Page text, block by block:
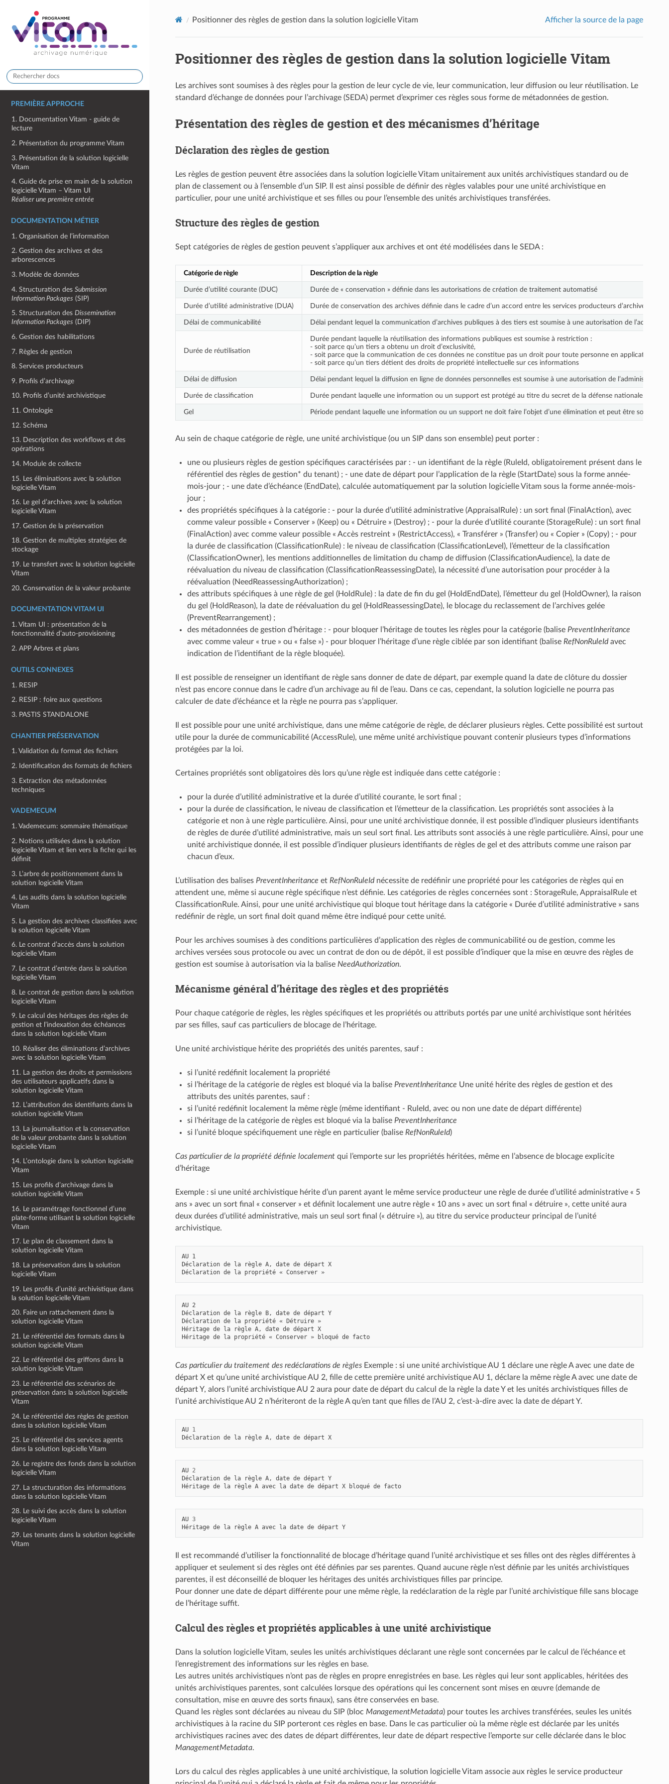
PREMIÈRE APPROCHE
1. Documentation Vitam - guide de
lecture
2. Présentation du programme Vitam
3. Présentation de la solution logicielle
Vitam
4. Guide de prise en main de la solution
logicielle Vitam – Vitam UI
Réaliser une première entrée
DOCUMENTATION MÉTIER
1. Organisation de l’information
2. Gestion des archives et des
arborescences
3. Modèle de données
4. Structuration desSubmission
Information Packages (SIP)
5. Structuration desDissemination
Information Packages (DIP)
6. Gestion des habilitations
7. Règles de gestion
8. Services producteurs
9. Profils d’archivage
10. Profils d’unité archivistique
11. Ontologie
12. Schéma
13. Description des workflows et des
opérations
14. Module de collecte
15. Les éliminations avec la solution
logicielle Vitam
16. Le gel d’archives avec la solution
logicielle Vitam
17. Gestion de la préservation
18. Gestion de multiples stratégies de
stockage
19. Le transfert avec la solution logicielle
Vitam
20. Conservation de la valeur probante
DOCUMENTATION VITAM UI
1. Vitam UI : présentation de la
fonctionnalité d’auto-provisioning
2. APP Arbres et plans
OUTILS CONNEXES
1. RESIP
2. RESIP : foire aux questions
3. PASTIS STANDALONE
CHANTIER PRÉSERVATION
1. Validation du format des fichiers
2. Identification des formats de fichiers
3. Extraction des métadonnées
techniques
VADEMECUM
1. Vademecum: sommaire thématique
2. Notions utilisées dans la solution
logicielle Vitam et lien vers la fiche qui les
définit
3. L’arbre de positionnement dans la
solution logicielle Vitam
4. Les audits dans la solution logicielle
Vitam
5. La gestion des archives classifiées avec
la solution logicielle Vitam
6. Le contrat d’accès dans la solution
logicielle Vitam
7. Le contrat d’entrée dans la solution
logicielle Vitam
8. Le contrat de gestion dans la solution
logicielle Vitam
9. Le calcul des héritages des règles de
gestion et l’indexation des échéances
dans la solution logicielle Vitam
10. Réaliser des éliminations d’archives
avec la solution logicielle Vitam
11. La gestion des droits et permissions
des utilisateurs applicatifs dans la
solution logicielle Vitam
12. L’attribution des identifiants dans la
solution logicielle Vitam
13. La journalisation et la conservation
de la valeur probante dans la solution
logicielle Vitam
14. L’ontologie dans la solution logicielle
Vitam
15. Les profils d’archivage dans la
solution logicielle Vitam
16. Le paramétrage fonctionnel d’une
plate-forme utilisant la solution logicielle
Vitam
17. Le plan de classement dans la
solution logicielle Vitam
18. La préservation dans la solution
logicielle Vitam
19. Les profils d’unité archivistique dans
la solution logicielle Vitam
20. Faire un rattachement dans la
solution logicielle Vitam
21. Le référentiel des formats dans la
solution logicielle Vitam
22. Le référentiel des griffons dans la
solution logicielle Vitam
23. Le référentiel des scénarios de
préservation dans la solution logicielle
Vitam
24. Le référentiel des règles de gestion
dans la solution logicielle Vitam
25. Le référentiel des services agents
dans la solution logicielle Vitam
26. Le registre des fonds dans la solution
logicielle Vitam
27. La structuration des informations
dans la solution logicielle Vitam
28. Le suivi des accès dans la solution
logicielle Vitam
29. Les tenants dans la solution logicielle
Vitam
Positionner des règles de gestion dans la solution logicielle Vitam Afficher la source de la page
Positionner des règles de gestion dans la solution logicielle Vitam
Les archives sont soumises à des règles pour la gestion de leur cycle de vie, leur communication, leur diffusion ou leur réutilisation. Le
standard d’échange de données pour l’archivage (SEDA) permet d’exprimer ces règles sous forme de métadonnées de gestion.
Présentation des règles de gestion et des mécanismes d’héritage
Déclaration des règles de gestion
Les règles de gestion peuvent être associées dans la solution logicielle Vitam unitairement aux unités archivistiques standard ou de
plan de classement ou à l’ensemble d’un SIP. Il est ainsi possible de définir des règles valables pour une unité archivistique en
particulier, pour une unité archivistique et ses filles ou pour l’ensemble des unités archivistiques transférées.
Structure des règles de gestion
Sept catégories de règles de gestion peuvent s’appliquer aux archives et ont été modélisées dans le SEDA :
Catégorie de règle Description de la règle
Durée d’utilité courante (DUC) Durée de « conservation » définie dans les autorisations de création de traitement automatisé
Durée d’utilité administrative (DUA) Durée de conservation des archives définie dans le cadre d’un accord entre les services producteurs d’archives et les
Délai de communicabilité Délai pendant lequel la communication d’archives publiques à des tiers est soumise à une autorisation de
Durée de réutilisation
Durée pendant laquelle la réutilisation des informations publiques est soumise à restriction :
- soit parce qu’un tiers a obtenu un droit d’exclusivité,
- soit parce que la communication de ces données ne constitue pas un droit pour toute personne en application
- soit parce qu’un tiers détient des droits de propriété intellectuelle sur ces informations
Délai de diffusion Délai pendant lequel la diffusion en ligne de données personnelles est soumise à une autorisation de l’administration
Durée de classification Durée pendant laquelle une information ou un support est protégé au titre du secret de la défense nationale.
Gel Période pendant laquelle une information ou un support ne doit faire l’objet d’une élimination et peut être soumis à
Au sein de chaque catégorie de règle, une unité archivistique (ou un SIP dans son ensemble) peut porter :
une ou plusieurs règles de gestion spécifiques caractérisées par : - un identifiant de la règle (RuleId, obligatoirement présent dans le
référentiel des règles de gestion* du tenant) ; - une date de départ pour l’application de la règle (StartDate) sous la forme année-
mois-jour ; - une date d’échéance (EndDate), calculée automatiquement par la solution logicielle Vitam sous la forme année-mois-
jour ;
des propriétés spécifiques à la catégorie : - pour la durée d’utilité administrative (AppraisalRule) : un sort final (FinalAction), avec
comme valeur possible « Conserver » (Keep) ou « Détruire » (Destroy) ; - pour la durée d’utilité courante (StorageRule) : un sort final
(FinalAction) avec comme valeur possible « Accès restreint » (RestrictAccess), « Transférer » (Transfer) ou « Copier » (Copy) ; - pour
la durée de classification (ClassificationRule) : le niveau de classification (ClassificationLevel), l’émetteur de la classification
(ClassificationOwner), les mentions additionnelles de limitation du champ de diffusion (ClassificationAudience), la date de
réévaluation du niveau de classification (ClassificationReassessingDate), la nécessité d’une autorisation pour procéder à la
réévaluation (NeedReassessingAuthorization) ;
des attributs spécifiques à une règle de gel (HoldRule) : la date de fin du gel (HoldEndDate), l’émetteur du gel (HoldOwner), la raison
du gel (HoldReason), la date de réévaluation du gel (HoldReassessingDate), le blocage du reclassement de l’archives gelée
(PreventRearrangement) ;
des métadonnées de gestion d’héritage : - pour bloquer l’héritage de toutes les règles pour la catégorie (balise PreventInheritance
avec comme valeur « true » ou « false ») - pour bloquer l’héritage d’une règle ciblée par son identifiant (balise RefNonRuleIdavec
indication de l’identifiant de la règle bloquée).
Il est possible de renseigner un identifiant de règle sans donner de date de départ, par exemple quand la date de clôture du dossier
n’est pas encore connue dans le cadre d’un archivage au fil de l’eau. Dans ce cas, cependant, la solution logicielle ne pourra pas
calculer de date d’échéance et la règle ne pourra pas s’appliquer.
Il est possible pour une unité archivistique, dans une même catégorie de règle, de déclarer plusieurs règles. Cette possibilité est surtout
utile pour la durée de communicabilité (AccessRule), une même unité archivistique pouvant contenir plusieurs types d’informations
protégées par la loi.
Certaines propriétés sont obligatoires dès lors qu’une règle est indiquée dans cette catégorie :
pour la durée d’utilité administrative et la durée d’utilité courante, le sort final ;
pour la durée de classification, le niveau de classification et l’émetteur de la classification. Les propriétés sont associées à la
catégorie et non à une règle particulière. Ainsi, pour une unité archivistique donnée, il est possible d’indiquer plusieurs identifiants
de règles de durée d’utilité administrative, mais un seul sort final. Les attributs sont associés à une règle particulière. Ainsi, pour une
unité archivistique donnée, il est possible d’indiquer plusieurs identifiants de règles de gel et des attributs comme une raison par
chacun d’eux.
L’utilisation des balises PreventInheritance et RefNonRuleIdnécessite de redéfinir une propriété pour les catégories de règles qui en
attendent une, même si aucune règle spécifique n’est définie. Les catégories de règles concernées sont : StorageRule, AppraisalRule et
ClassificationRule. Ainsi, pour une unité archivistique qui bloque tout héritage dans la catégorie « Durée d’utilité administrative » sans
redéfinir de règle, un sort final doit quand même être indiqué pour cette unité.
Pour les archives soumises à des conditions particulières d’application des règles de communicabilité ou de gestion, comme les
archives versées sous protocole ou avec un contrat de don ou de dépôt, il est possible d’indiquer que la mise en œuvre des règles de
gestion est soumise à autorisation via la balise NeedAuthorization.
Mécanisme général d’héritage des règles et des propriétés
Pour chaque catégorie de règles, les règles spécifiques et les propriétés ou attributs portés par une unité archivistique sont héritées
par ses filles, sauf cas particuliers de blocage de l’héritage.
Une unité archivistique hérite des propriétés des unités parentes, sauf :
si l’unité redéfinit localement la propriété
si l’héritage de la catégorie de règles est bloqué via la balise PreventInheritance Une unité hérite des règles de gestion et des
attributs des unités parentes, sauf :
si l’unité redéfinit localement la même règle (même identifiant - RuleId, avec ou non une date de départ différente)
si l’héritage de la catégorie de règles est bloqué via la balise PreventInheritance
si l’unité bloque spécifiquement une règle en particulier (balise RefNonRuleId)
Cas particulier de la propriété définie localementqui l’emporte sur les propriétés héritées, même en l’absence de blocage explicite
d’héritage
Exemple : si une unité archivistique hérite d’un parent ayant le même service producteur une règle de durée d’utilité administrative « 5
ans » avec un sort final « conserver » et définit localement une autre règle « 10 ans » avec un sort final « détruire », cette unité aura
deux durées d’utilité administrative, mais un seul sort final (« détruire »), au titre du service producteur principal de l’unité
archivistique.
AU 1
Déclaration de la règle A, date de départ X
Déclaration de la propriété « Conserver »
AU 2
Déclaration de la règle B, date de départ Y
Déclaration de la propriété « Détruire »
Héritage de la règle A, date de départ X
Héritage de la propriété « Conserver » bloqué de facto
Cas particulier du traitement des redéclarations de règlesExemple : si une unité archivistique AU 1 déclare une règle A avec une date de
départ X et qu’une unité archivistique AU 2, fille de cette première unité archivistique AU 1, déclare la même règle A avec une date de
départ Y, alors l’unité archivistique AU 2 aura pour date de départ du calcul de la règle la date Y et les unités archivistiques filles de
l’unité archivistique AU 2 n’hériteront de la règle A qu’en tant que filles de l’AU 2, c’est-à-dire avec la date de départ Y.
AU 1
Déclaration de la règle A, date de départ X
AU 2
Déclaration de la règle A, date de départ Y
Héritage de la règle A avec la date de départ X bloqué de facto
AU 3
Héritage de la règle A avec la date de départ Y
Il est recommandé d’utiliser la fonctionnalité de blocage d’héritage quand l’unité archivistique et ses filles ont des règles différentes à
appliquer et seulement si des règles ont été définies par ses parentes. Quand aucune règle n’est définie par les unités archivistiques
parentes, il est déconseillé de bloquer les héritages des unités archivistiques filles par principe.
Pour donner une date de départ différente pour une même règle, la redéclaration de la règle par l’unité archivistique fille sans blocage
de l’héritage suffit.
Calcul des règles et propriétés applicables à une unité archivistique
Dans la solution logicielle Vitam, seules les unités archivistiques déclarant une règle sont concernées par le calcul de l’échéance et
l’enregistrement des informations sur les règles en base.
Les autres unités archivistiques n’ont pas de règles en propre enregistrées en base. Les règles qui leur sont applicables, héritées des
unités archivistiques parentes, sont calculées lorsque des opérations qui les concernent sont mises en œuvre (demande de
consultation, mise en œuvre des sorts finaux), sans être conservées en base.
Quand les règles sont déclarées au niveau du SIP (bloc ManagementMetadata) pour toutes les archives transférées, seules les unités
archivistiques à la racine du SIP porteront ces règles en base. Dans le cas particulier où la même règle est déclarée par les unités
archivistiques racines avec des dates de départ différentes, leur date de départ respective l’emporte sur celle déclarée dans le bloc
ManagementMetadata.
Lors du calcul des règles applicables à une unité archivistique, la solution logicielle Vitam associe aux règles le service producteur